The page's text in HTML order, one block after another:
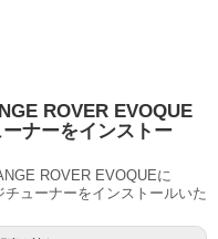
ROVER EVOQUE
ナーをインストー
ROVER EVOQUEに
ューナーをインストールいた